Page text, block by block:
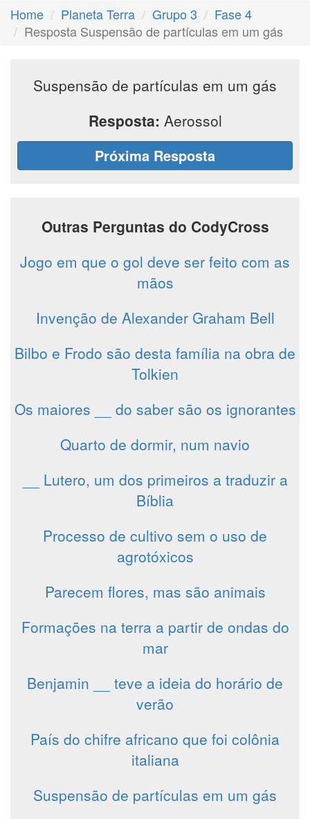
Home Planeta Terra Grupo 3
Fase 4
Resposta Suspensão de partículas em um gás
Suspensão de partículas em um gás
Resposta: Aerossol
Próxima Resposta
Outras Perguntas do CodyCross
Jogo em que o gol deve ser feito com as
mãos
Invenção de Alexander Graham Bell
Bilbo e Frodo são desta família na obra de
Tolkien
Os maiores __ do saber são os ignorantes
Quarto de dormir, num navio
__ Lutero, um dos primeiros a traduzir a
Bíblia
Processo de cultivo sem o uso de
agrotóxicos
Parecem flores, mas são animais
Formações na terra a partir de ondas do
mar
Benjamin __ teve a ideia do horário de
verão
País do chifre africano que foi colônia
italiana
Suspensão de partículas em um gás